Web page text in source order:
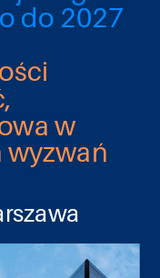
do 2027
w